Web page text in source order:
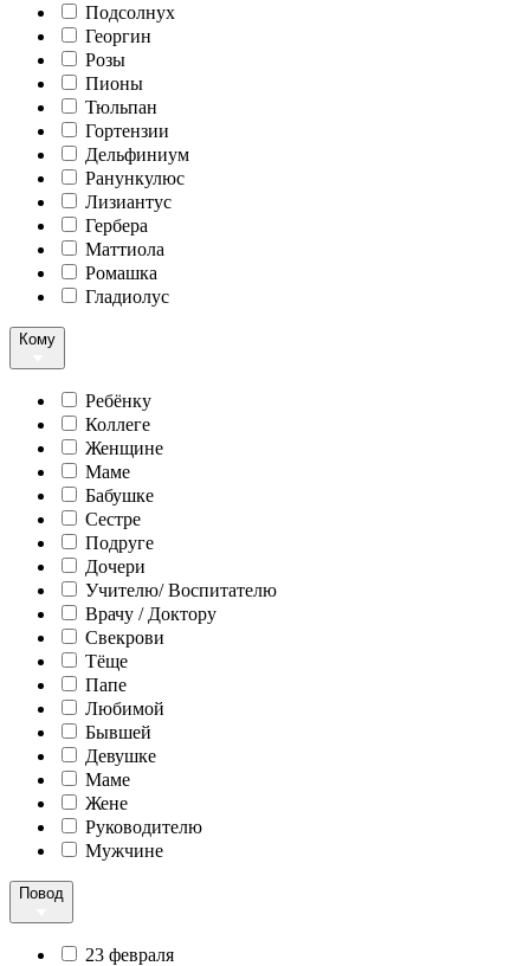
Подсолнух
Георгин
Розы
Пионы
Тюльпан
Гортензии
Дельфиниум
Ранункулюс
Лизиантус
Гербера
Маттиола
Ромашка
Гладиолус
Кому
Ребёнку
Коллеге
Женщине
Маме
Бабушке
Сестре
Подруге
Дочери
Учителю/ Воспитателю
Врачу / Доктору
Свекрови
Тёще
Папе
Любимой
Бывшей
Девушке
Маме
Жене
Руководителю
Мужчине
Повод
23 февраля